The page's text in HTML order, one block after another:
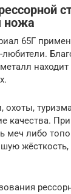
ножа
65Г
охоты,
качества.
меч либо